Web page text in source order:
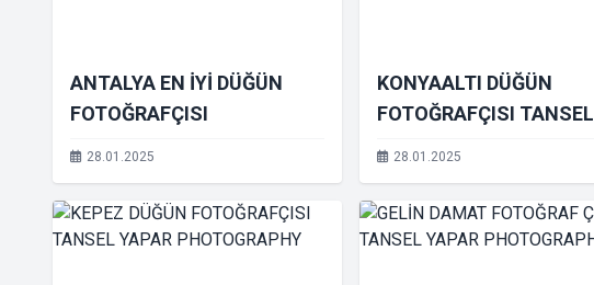
ANTALYA EN İYİ DÜĞÜN
FOTOĞRAFÇISI
28.01.2025
KONYAALTI DÜĞÜN
FOTOĞRAFÇISI TANSEL
YAPAR PHOTOGRAPHY
28.01.2025